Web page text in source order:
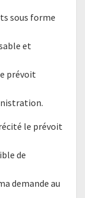
sous forme
et
prévoit
le prévoit
de
demande au